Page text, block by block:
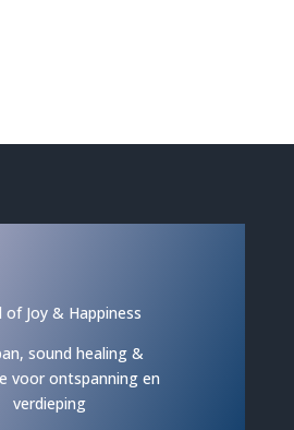
of Joy & Happiness
sound healing &
voor ontspanning en
verdieping